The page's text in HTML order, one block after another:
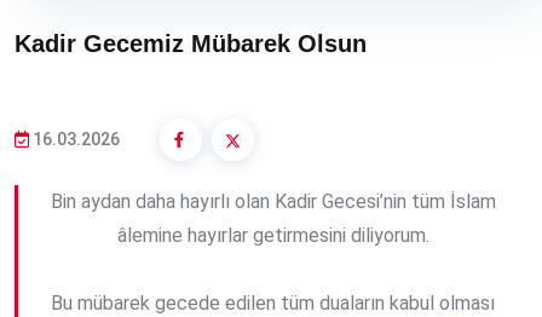
Kadir Gecemiz Mübarek Olsun
16.03.2026
Bin aydan daha hayırlı olan Kadir Gecesi’nin tüm İslam
âlemine hayırlar getirmesini diliyorum.
Bu mübarek gecede edilen tüm duaların kabul olması